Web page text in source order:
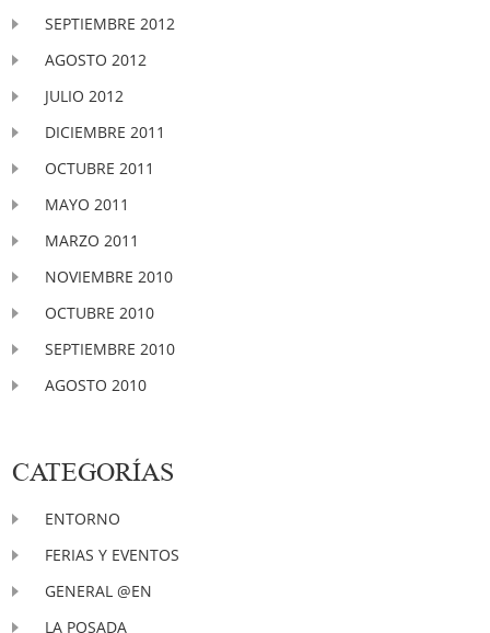
SEPTIEMBRE 2012
AGOSTO 2012
JULIO 2012
DICIEMBRE 2011
OCTUBRE 2011
MAYO 2011
MARZO 2011
NOVIEMBRE 2010
OCTUBRE 2010
SEPTIEMBRE 2010
AGOSTO 2010
CATEGORÍAS
ENTORNO
FERIAS Y EVENTOS
GENERAL @EN
LA POSADA